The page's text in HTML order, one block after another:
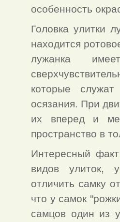
особенность
Головка улитки
находится
лужанка
которые
осязания. При
их вперед и
пространство в
Интересный
видов улиток,
отличить самку
что у самок
самцов один из